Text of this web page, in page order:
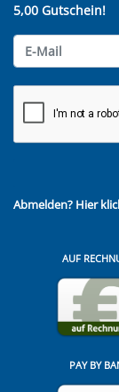
5,00 Gutschein!
Abmelden? Hier
AUF
PAY BY